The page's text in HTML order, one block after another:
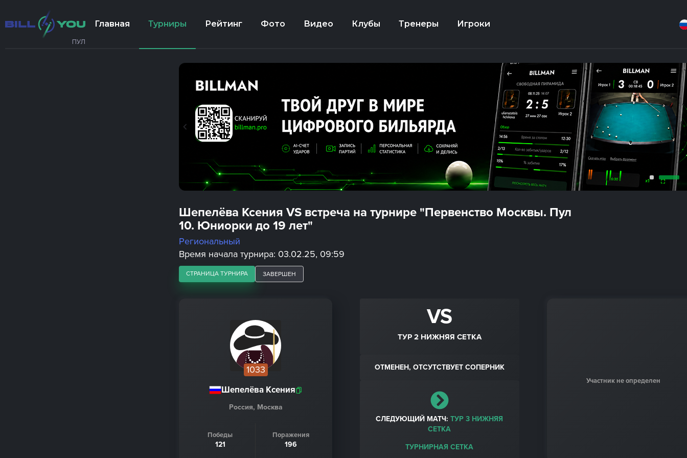
ПУЛ
Главная Турниры Рейтинг Фото Видео Клубы Тренеры Игроки
Шепелёва Ксения VS встреча на турнире "Первенство Москвы. Пул
10. Юниорки до 19 лет"
Региональный
Время начала турнира: 03.02.25, 09:59
СТРАНИЦА ТУРНИРА ЗАВЕРШЕН
1033
Шепелёва Ксения
Россия, Москва
Победы
121
Поражения
196
VS
ТУР 2 НИЖНЯЯ СЕТКА
ОТМЕНЕН, ОТСУТСТВУЕТ СОПЕРНИК
СЛЕДУЮЩИЙ МАТЧ:ТУР 3 НИЖНЯЯ
СЕТКА
ТУРНИРНАЯ СЕТКА
Участник не определен